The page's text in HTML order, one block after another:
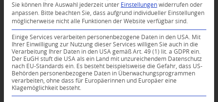
0
KOMMENTARE
Dein Kommentar
An Diskussion beteiligen?
Hinterlassen Sie uns Ihren Kommentar!
Sie können Ihre Auswahl jederzeit unter Einstellungen widerrufen oder
anpassen.
Bitte beachten Sie, dass aufgrund individueller Einstellungen
möglicherweise nicht alle Funktionen der Website verfügbar sind.
Einige Services verarbeiten personenbezogene Daten in den USA. Mit
Ihrer Einwilligung zur Nutzung dieser Services willigen Sie auch in die
Verarbeitung Ihrer Daten in den USA gemäß Art. 49 (1) lit. a GDPR ein.
Der EuGH stuft die USA als ein Land mit unzureichendem Datenschutz
nach EU-Standards ein. Es besteht beispielsweise die Gefahr, dass US-
Behörden personenbezogene Daten in Überwachungsprogrammen
verarbeiten, ohne dass für Europäerinnen und Europäer eine
Klagemöglichkeit besteht.